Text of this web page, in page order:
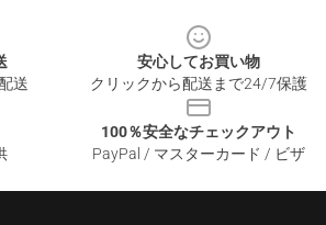
送
安心してお買い物
クリックから配送まで24/7保護
100％安全なチェックアウト
PayPal / マスターカード / ビザ